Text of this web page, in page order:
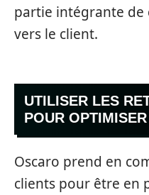
partie intégrante
vers le client.
UTILISER LES
POUR
Oscaro prend en
clients pour être en